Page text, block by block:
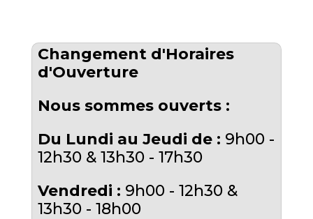
Changement d'Horaires
d'Ouverture
Nous sommes ouverts :
Du Lundi au Jeudi de : 9h00 -
12h30 & 13h30 - 17h30
Vendredi : 9h00 - 12h30 &
13h30 - 18h00